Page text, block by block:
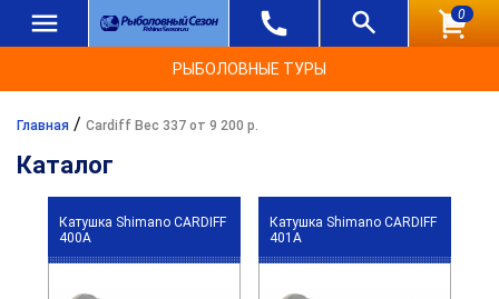
0
РЫБОЛОВНЫЕ ТУРЫ
Главная / Cardiff Вес 337 от 9 200 р.
Каталог
Катушка Shimano CARDIFF
400A
Катушка Shimano CARDIFF
401A